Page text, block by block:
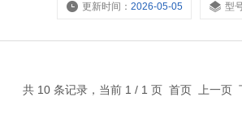
更新时间：2026-05-05 型
共 10 条记录，当前 1 / 1 页 首页 上一页